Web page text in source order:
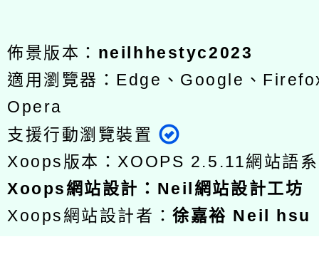
佈景版本： neilhhestyc2023
適用瀏覽器：Edge、Google、
Opera
支援行動瀏覽裝置
Xoops版本：XOOPS 2.5.11網站語
Xoops網站設計 ： Neil網站設計工坊
Xoops網站設計者：徐嘉裕 Neil hsu